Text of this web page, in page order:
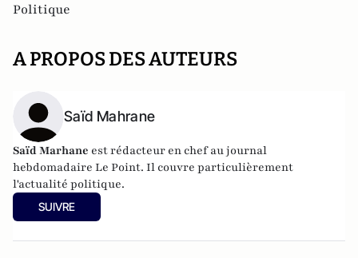
Politique
A PROPOS DES AUTEURS
Saïd Mahrane
Saïd Marhane est rédacteur en chef au journal
hebdomadaire Le Point. Il couvre particulièrement
l'actualité politique.
SUIVRE